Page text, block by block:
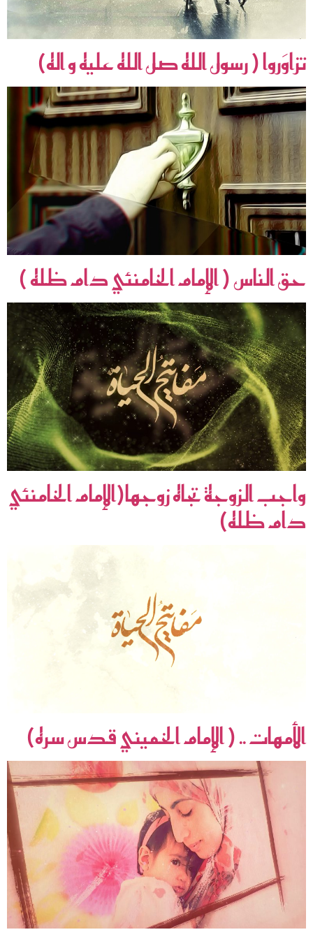
تزاوَروا ( رسول الله صل الله عليه و اله)
حق الناس ( الإمام الخامنئي دام ظله )
واجب الزوجة تجاه زوجها(الإمام الخامنئي
دام ظله)
الأمهات .. ( الإمام الخميني قدس سره)